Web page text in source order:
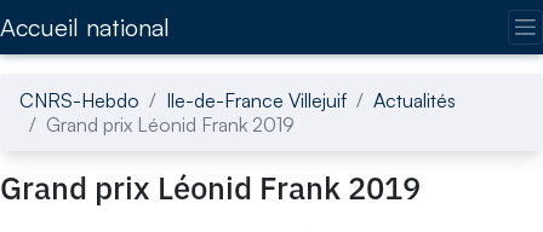
Accueil national
CNRS-Hebdo Ile-de-France Villejuif
Actualités
Grand prix Léonid Frank 2019
Grand prix Léonid Frank 2019